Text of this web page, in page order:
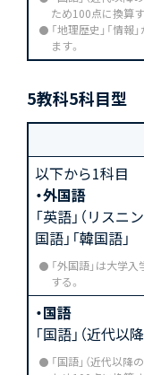
ため100点に換算す
「地理歴史」「情
ます。
5教科5科目型
以下から1科目
・外国語
「英語」（リスニ
国語」「韓国語」
「外国語」は大学
する。
・国語
「国語」（近代以
「国語」（近代以